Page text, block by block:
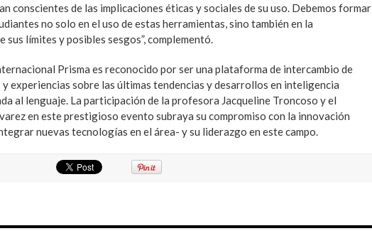
conscientes de las implicaciones éticas y sociales de su uso. Debemos formar
no solo en el uso de estas herramientas, sino también en la
sus límites y posibles sesgos”, complementó.
Prisma es reconocido por ser una plataforma de intercambio de
experiencias sobre las últimas tendencias y desarrollos en inteligencia
al lenguaje. La participación de la profesora Jacqueline Troncoso y el
en este prestigioso evento subraya su compromiso con la innovación
nuevas tecnologías en el área- y su liderazgo en este campo.